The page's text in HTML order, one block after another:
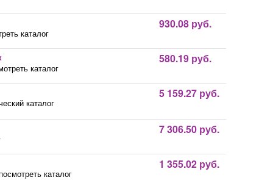
каталог
930.08 руб.
каталог
580.19 руб.
каталог
5 159.27 руб.
7 306.50 руб.
каталог
1 355.02 руб.